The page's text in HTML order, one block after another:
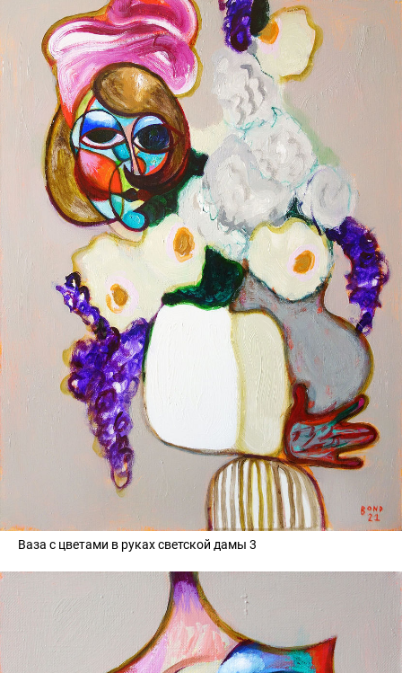
Ваза с цветами в руках светской дамы 3